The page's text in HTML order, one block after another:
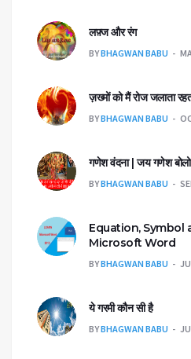
लफ़्ज और रंग
BYBHAGWAN BABU
ज़ख्मों को मैं रोज जलाता
BYBHAGWAN BABU
गणेश वंदना | जय गणेश बोलो
BYBHAGWAN BABU
Equation, Symbol
Microsoft Word
BYBHAGWAN BABU
ये गरमी कौन सी है
BYBHAGWAN BABU